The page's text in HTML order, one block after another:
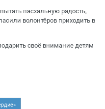
пасхальную радость,
волонтёров приходить в
своё внимание детям